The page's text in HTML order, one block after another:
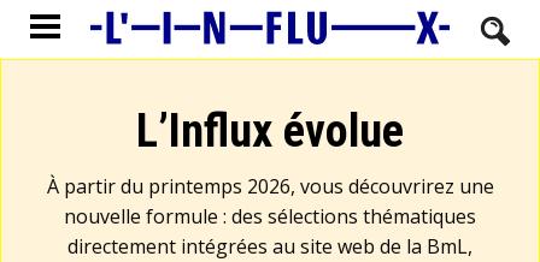
L’Influx évolue
À partir du printemps 2026, vous découvrirez une
nouvelle formule : des sélections thématiques
directement intégrées au site web de la BmL,